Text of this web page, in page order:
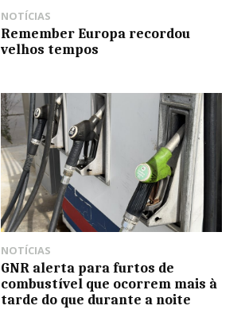
NOTÍCIAS
Remember Europa recordou
velhos tempos
NOTÍCIAS
GNR alerta para furtos de
combustível que ocorrem mais à
tarde do que durante a noite